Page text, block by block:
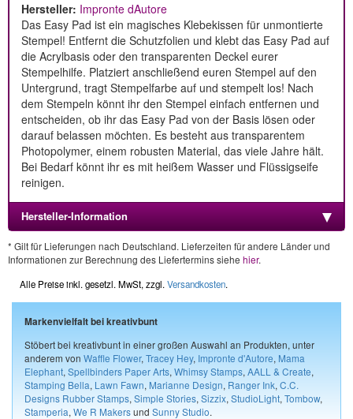
Hersteller: Impronte dAutore
Das Easy Pad ist ein magisches Klebekissen für unmontierte
Stempel! Entfernt die Schutzfolien und klebt das Easy Pad auf
die Acrylbasis oder den transparenten Deckel eurer
Stempelhilfe. Platziert anschließend euren Stempel auf den
Untergrund, tragt Stempelfarbe auf und stempelt los! Nach
dem Stempeln könnt ihr den Stempel einfach entfernen und
entscheiden, ob ihr das Easy Pad von der Basis lösen oder
darauf belassen möchten. Es besteht aus transparentem
Photopolymer, einem robusten Material, das viele Jahre hält.
Bei Bedarf könnt ihr es mit heißem Wasser und Flüssigseife
reinigen.
Hersteller-Information
* Gilt für Lieferungen nach Deutschland. Lieferzeiten für andere Länder und
Informationen zur Berechnung des Liefertermins siehe hier.
Alle Preise inkl. gesetzl. MwSt, zzgl. Versandkosten.
Markenvielfalt bei kreativbunt
Stöbert bei kreativbunt in einer großen Auswahl an Produkten, unter
anderem von Waffle Flower, Tracey Hey, Impronte d'Autore, Mama
Elephant, Spellbinders Paper Arts, Whimsy Stamps, AALL & Create,
Stamping Bella, Lawn Fawn, Marianne Design, Ranger Ink, C.C.
Designs Rubber Stamps, Simple Stories, Sizzix, StudioLight, Tombow,
Stamperia, We R Makersund Sunny Studio.